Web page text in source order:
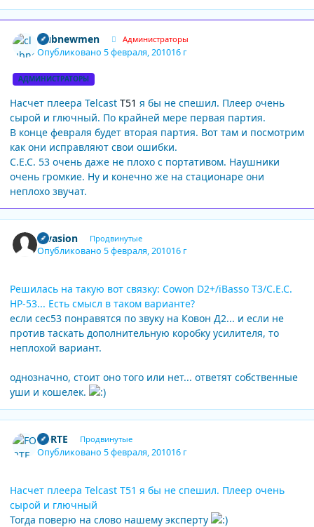
clubnewmen Администраторы
Опубликовано5 февраля, 201016 г
АДМИНИСТРАТОРЫ
Насчет плеера Telcast T51 я бы не спешил. Плеер очень
сырой и глючный. По крайней мере первая партия.
В конце февраля будет вторая партия. Вот там и посмотрим
как они исправляют свои ошибки.
C.E.C. 53 очень даже не плохо с портативом. Наушники
очень громкие. Ну и конечно же на стационаре они
неплохо звучат.
invasion Продвинутые
Опубликовано5 февраля, 201016 г
Решилась на такую вот связку: Cowon D2+/iBasso T3/С.Е.С.
НР-53... Есть смысл в таком варианте?
если сес53 понравятся по звуку на Ковон Д2... и если не
против таскать дополнительную коробку усилителя, то
неплохой вариант.
однозначно, стоит оно того или нет... ответят собственные
уши и кошелек.
FORTE Продвинутые
Опубликовано5 февраля, 201016 г
Насчет плеера Telcast T51 я бы не спешил. Плеер очень
сырой и глючный
Тогда поверю на слово нашему эксперту